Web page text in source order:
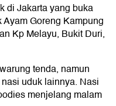
di Jakarta yang buka
Goreng Kampung
Kp Melayu, Bukit Duri,
tenda, namun
uduk lainnya. Nasi
menjelang malam